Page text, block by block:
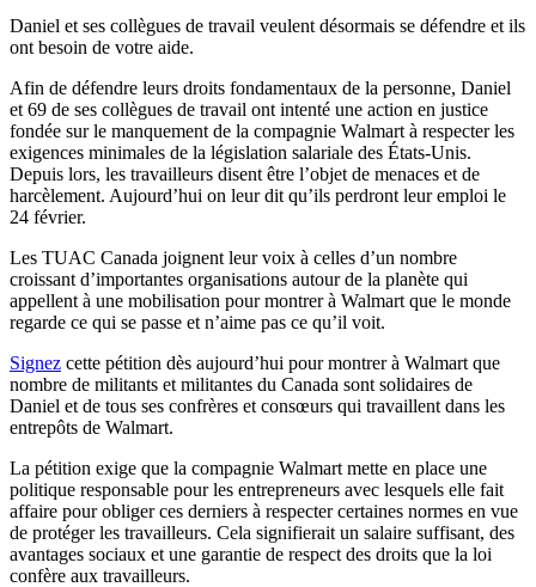
Daniel et ses collègues de travail veulent désormais se défendre et ils
ont besoin de votre aide.
Afin de défendre leurs droits fondamentaux de la personne, Daniel
et 69 de ses collègues de travail ont intenté une action en justice
fondée surle manquement de la compagnie Walmart à respecter les
exigences minimales de la législation salariale des États-Unis.
Depuis lors, les travailleurs disent être l’objet de menaces et de
harcèlement. Aujourd’hui on leur dit qu’ils perdront leur emploi le
24 février.
Les TUAC Canada joignent leur voix à celles d’un nombre
croissant d’importantes organisations autourde la planète qui
appellent à une mobilisation pourmontrer à Walmart que le monde
regarde ce qui se passe et n’aime pas ce qu’il voit.
Signez cette pétition dès aujourd’hui pourmontrer à Walmart que
nombre de militants et militantes du Canada sont solidaires de
Daniel et de tous ses confrères et consœurs qui travaillent dans les
entrepôts de Walmart.
La pétition exige que la compagnie Walmart mette en place une
politique responsable pour les entrepreneurs avec lesquels elle fait
affaire pour obligerces derniers à respectercertaines normes en vue
de protégerles travailleurs. Cela signifierait un salaire suffisant, des
avantages sociaux et une garantie de respect des droits que la loi
confère aux travailleurs.